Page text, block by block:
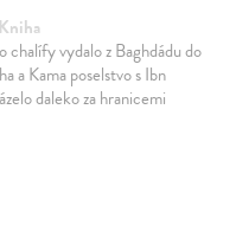
chalífy vydalo z Baghdádu do
a Kama poselstvo s Ibn
daleko za hranicemi